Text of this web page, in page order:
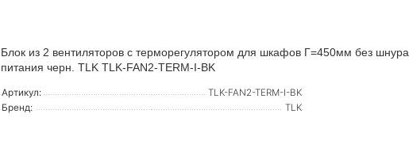
Блок из 2 вентиляторов с терморегулятором для шкафов Г=450мм без шнура
питания черн. TLK TLK-FAN2-TERM-I-BK
Артикул:
TLK-FAN2-TERM-I-BK
Бренд:
TLK